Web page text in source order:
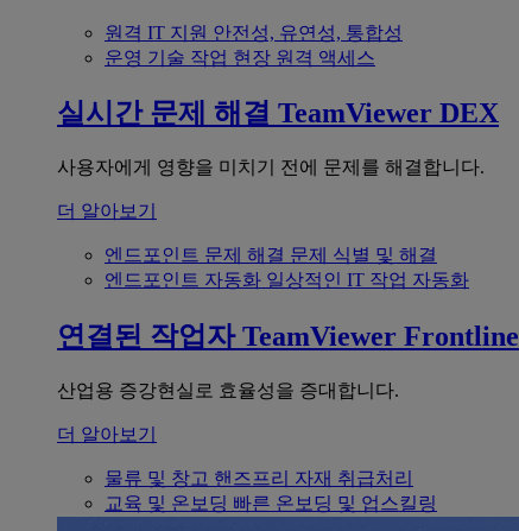
원격 IT 지원 안전성, 유연성, 통합성
운영 기술 작업 현장 원격 액세스
실시간 문제 해결 TeamViewer DEX
사용자에게 영향을 미치기 전에 문제를 해결합니다.
더 알아보기
엔드포인트 문제 해결 문제 식별 및 해결
엔드포인트 자동화 일상적인 IT 작업 자동화
연결된 작업자 TeamViewer Frontline
산업용 증강현실로 효율성을 증대합니다.
더 알아보기
물류 및 창고 핸즈프리 자재 취급처리
교육 및 온보딩 빠른 온보딩 및 업스킬링